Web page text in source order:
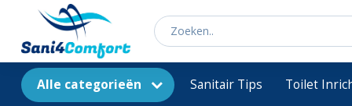
Alle categorieën Sanitair Tips Toilet